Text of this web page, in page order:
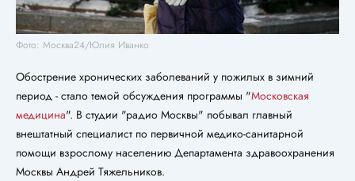
Фото: Москва24/Юлия Иванко
Обострение хронических заболеваний у пожилых в зимний
период - стало темой обсуждения программы "Московская
медицина". В студии "радио Москвы" побывал главный
внештатный специалист по первичной медико-санитарной
помощи взрослому населению Департамента здравоохранения
Москвы Андрей Тяжельников.